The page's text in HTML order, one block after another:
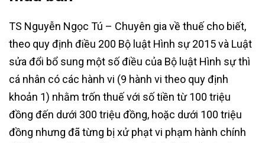
TS Nguyễn Ngọc Tú – Chuyên gia về thuế cho biết,
theo quy định điều 200 Bộ luật Hình sự 2015 và Luật
sửa đổi bổ sung một số điều của Bộ luật Hình sự thì
cá nhân có các hành vi (9 hành vi theo quy định
khoản 1) nhằm trốn thuế với số tiền từ 100 triệu
đồng đến dưới 300 triệu đồng, hoặc dưới 100 triệu
đồng nhưng đã từng bị xử phạt vi phạm hành chính